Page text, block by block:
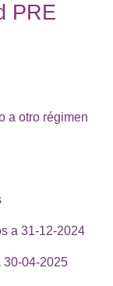
PRE
a otro régimen
a 31-12-2024
30-04-2025